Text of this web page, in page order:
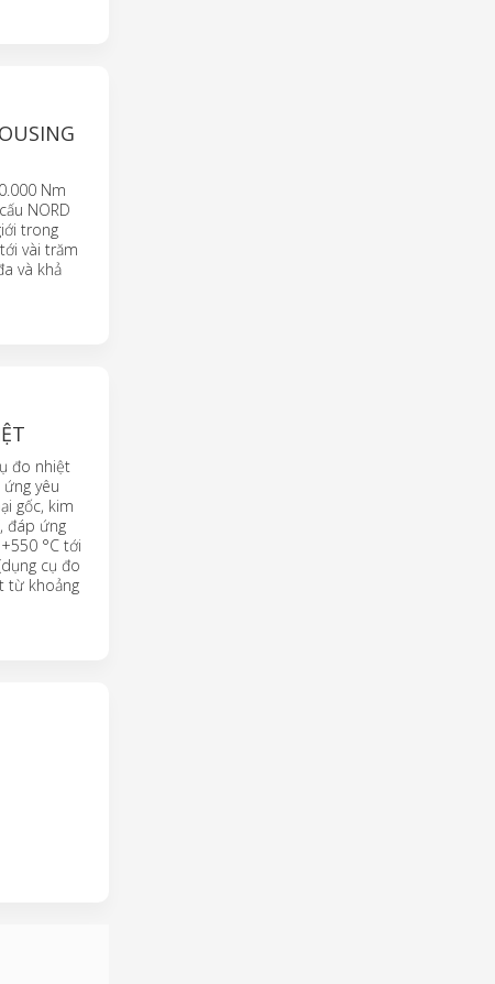
Nm
NORD
trong
vài trăm
và khả
đo nhiệt
yêu
gốc, kim
đáp ứng
°C tới
cụ đo
từ khoảng